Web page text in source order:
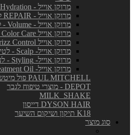
מרוקן אוייל - Hydration לחות והזנה
מרוקן אוייל - REPAIR לשיקום השיער
מרוקן אוייל - Volume - להענקת נפח
מרוקן אוייל Color Care - לשיער צבוע
מרוקן אוייל Frizz Control - לניטרול קרזול
מרוקן אוייל- Scalp - לטיפול ואיזון הקרקפת
מרוקן אוייל- Styling - לעיצוב
מרוקן אוייל- Treatment Oil- שמן מרוקאי טיפולי
PAUL MITCHELL פול מיטשל
DEPOT - מוצרי טיפוח לגבר
MILK_SHAKE
DYSON HAIR דייסון
K18 תיקון ושיקום השיער
סוג מוצר